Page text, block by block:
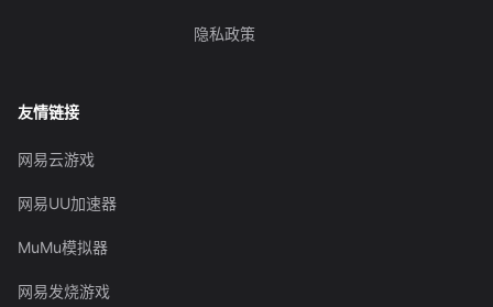
隐私政策
友情链接
网易云游戏
网易UU加速器
MuMu模拟器
网易发烧游戏